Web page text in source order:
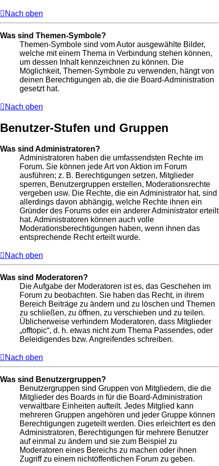
Nach oben
Was sind Themen-Symbole?
Themen-Symbole sind vom Autor ausgewählte Bilder,
welche mit einem Thema in Verbindung stehen können,
um dessen Inhalt kennzeichnen zu können. Die
Möglichkeit, Themen-Symbole zu verwenden, hängt von
deinen Berechtigungen ab, die die Board-Administration
gesetzt hat.
Nach oben
Benutzer-Stufen und Gruppen
Was sind Administratoren?
Administratoren haben die umfassendsten Rechte im
Forum. Sie können jede Art von Aktion im Forum
ausführen; z. B. Berechtigungen setzen, Mitglieder
sperren, Benutzergruppen erstellen, Moderationsrechte
vergeben usw. Die Rechte, die ein Administrator hat, sind
allerdings davon abhängig, welche Rechte ihnen ein
Gründer des Forums oder ein anderer Administrator erteilt
hat. Administratoren können auch volle
Moderationsberechtigungen haben, wenn ihnen das
entsprechende Recht erteilt wurde.
Nach oben
Was sind Moderatoren?
Die Aufgabe der Moderatoren ist es, das Geschehen im
Forum zu beobachten. Sie haben das Recht, in ihrem
Bereich Beiträge zu ändern und zu löschen und Themen
zu schließen, zu öffnen, zu verschieben und zu teilen.
Üblicherweise verhindern Moderatoren, dass Mitglieder
„offtopic“, d. h. etwas nicht zum Thema Passendes, oder
Beleidigendes bzw. Angreifendes schreiben.
Nach oben
Was sind Benutzergruppen?
Benutzergruppen sind Gruppen von Mitgliedern, die die
Mitglieder des Boards in für die Board-Administration
verwaltbare Einheiten aufteilt. Jedes Mitglied kann
mehreren Gruppen angehören und jeder Gruppe können
Berechtigungen zugeteilt werden. Dies erleichtert es den
Administratoren, Berechtigungen für mehrere Benutzer
auf einmal zu ändern und sie zum Beispiel zu
Moderatoren eines Bereichs zu machen oder ihnen
Zugriff zu einem nichtöffentlichen Forum zu geben.